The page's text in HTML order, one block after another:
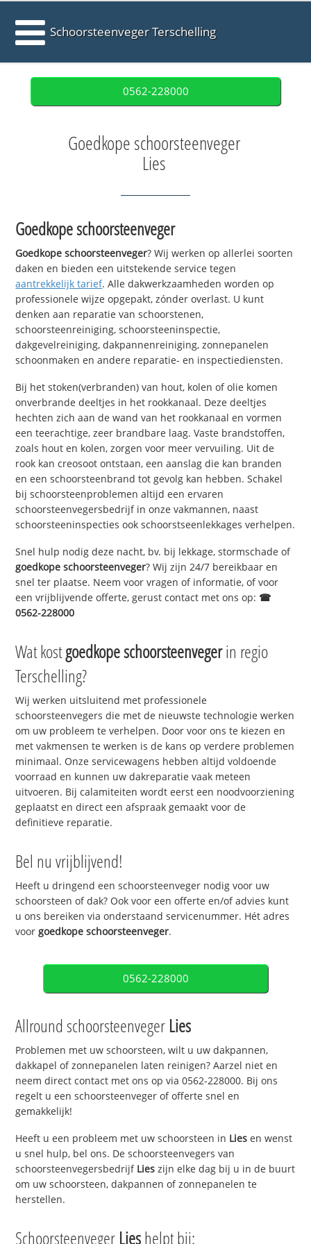
Schoorsteenveger Terschelling
0562-228000
Goedkope schoorsteenveger
Lies
Goedkope schoorsteenveger
Goedkope schoorsteenveger? Wij werken op allerlei soorten
daken en bieden een uitstekende service tegen
aantrekkelijk tarief. Alle dakwerkzaamheden worden op
professionele wijze opgepakt, zónder overlast. U kunt
denken aan reparatie van schoorstenen,
schoorsteenreiniging, schoorsteeninspectie,
dakgevelreiniging, dakpannenreiniging, zonnepanelen
schoonmaken en andere reparatie- en inspectiediensten.
Bij het stoken(verbranden) van hout, kolen of olie komen
onverbrande deeltjes in het rookkanaal. Deze deeltjes
hechten zich aan de wand van het rookkanaal en vormen
een teerachtige, zeer brandbare laag. Vaste brandstoffen,
zoals hout en kolen, zorgen voor meer vervuiling. Uit de
rook kan creosoot ontstaan, een aanslag die kan branden
en een schoorsteenbrand tot gevolg kan hebben. Schakel
bij schoorsteenproblemen altijd een ervaren
schoorsteenvegersbedrijf in onze vakmannen, naast
schoorsteeninspecties ook schoorstseenlekkages verhelpen.
Snel hulp nodig deze nacht, bv. bij lekkage, stormschade of
goedkope schoorsteenveger? Wij zijn 24/7 bereikbaar en
snel ter plaatse. Neem voor vragen of informatie, of voor
een vrijblijvende offerte, gerust contact met ons op: ☎
0562-228000
Wat kostgoedkope schoorsteenvegerin regio
Terschelling?
Wij werken uitsluitend met professionele
schoorsteenvegers die met de nieuwste technologie werken
om uw probleem te verhelpen. Door voor ons te kiezen en
met vakmensen te werken is de kans op verdere problemen
minimaal. Onze servicewagens hebben altijd voldoende
voorraad en kunnen uw dakreparatie vaak meteen
uitvoeren. Bij calamiteiten wordt eerst een noodvoorziening
geplaatst en direct een afspraak gemaakt voor de
definitieve reparatie.
Bel nu vrijblijvend!
Heeft u dringend een schoorsteenveger nodig voor uw
schoorsteen of dak? Ook voor een offerte en/of advies kunt
u ons bereiken via onderstaand servicenummer. Hét adres
voor goedkope schoorsteenveger.
0562-228000
Allround schoorsteenveger Lies
Problemen met uw schoorsteen, wilt u uw dakpannen,
dakkapel of zonnepanelen laten reinigen? Aarzel niet en
neem direct contact met ons op via 0562-228000. Bij ons
regelt u een schoorsteenveger of offerte snel en
gemakkelijk!
Heeft u een probleem met uw schoorsteen in Lies en wenst
u snel hulp, bel ons. De schoorsteenvegers van
schoorsteenvegersbedrijf Lies zijn elke dag bij u in de buurt
om uw schoorsteen, dakpannen of zonnepanelen te
herstellen.
Schoorsteenveger Lieshelpt bij: